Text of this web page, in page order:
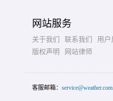
网站服务
关于我们 联系我们
用户
版权声明
网站律师
客服邮箱：